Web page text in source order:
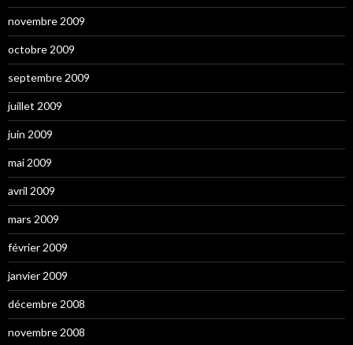
novembre 2009
octobre 2009
septembre 2009
juillet 2009
juin 2009
mai 2009
avril 2009
mars 2009
février 2009
janvier 2009
décembre 2008
novembre 2008